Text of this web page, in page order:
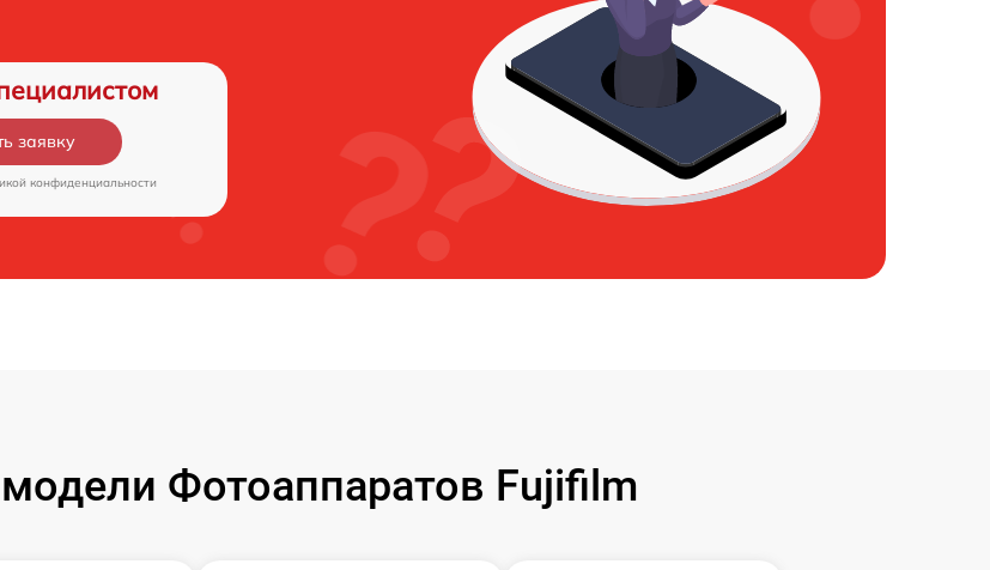
заявку
конфиденциальности
Фотоаппаратов Fujifilm